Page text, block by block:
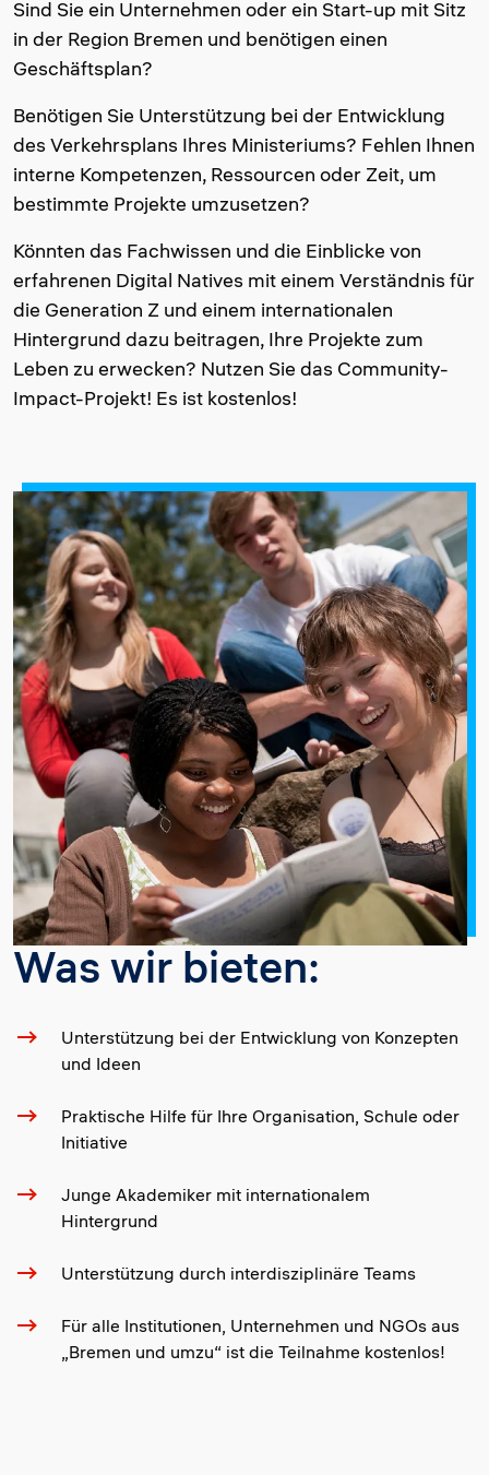
Sind Sie ein Unternehmen oder ein Start-up mit Sitz
in der Region Bremen und benötigen einen
Geschäftsplan?
Benötigen Sie Unterstützung bei der Entwicklung
des Verkehrsplans Ihres Ministeriums? Fehlen Ihnen
interne Kompetenzen, Ressourcen oder Zeit, um
bestimmte Projekte umzusetzen?
Könnten das Fachwissen und die Einblicke von
erfahrenen Digital Natives mit einem Verständnis für
die Generation Z und einem internationalen
Hintergrund dazu beitragen, Ihre Projekte zum
Leben zu erwecken? Nutzen Sie das Community-
Impact-Projekt! Es ist kostenlos!
Was wir bieten:
Unterstützung bei der Entwicklung von Konzepten
und Ideen
Praktische Hilfe für Ihre Organisation, Schule oder
Initiative
Junge Akademiker mit internationalem
Hintergrund
Unterstützung durch interdisziplinäre Teams
Für alle Institutionen, Unternehmen und NGOs aus
„Bremen und umzu“ ist die Teilnahme kostenlos!